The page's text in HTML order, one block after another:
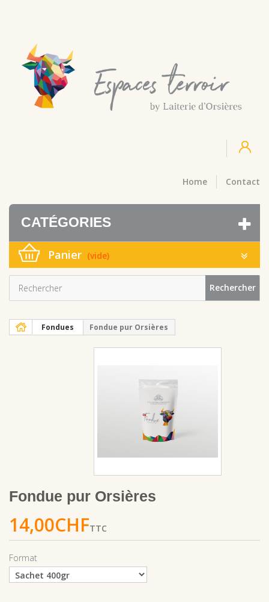
Home Contact
CATÉGORIES
Panier (vide)
Rechercher
Fondues Fondue pur Orsières
Fondue pur Orsières
14,00CHFTTC
Format